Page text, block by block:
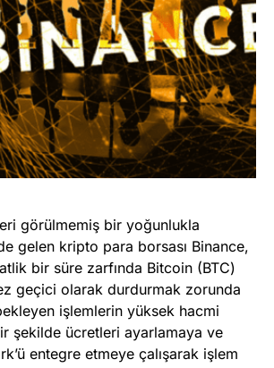
görülmemiş bir yoğunlukla
gelen kripto para borsası Binance,
bir süre zarfında Bitcoin (BTC)
geçici olarak durdurmak zorunda
işlemlerin yüksek hacmi
şekilde ücretleri ayarlamaya ve
entegre etmeye çalışarak işlem